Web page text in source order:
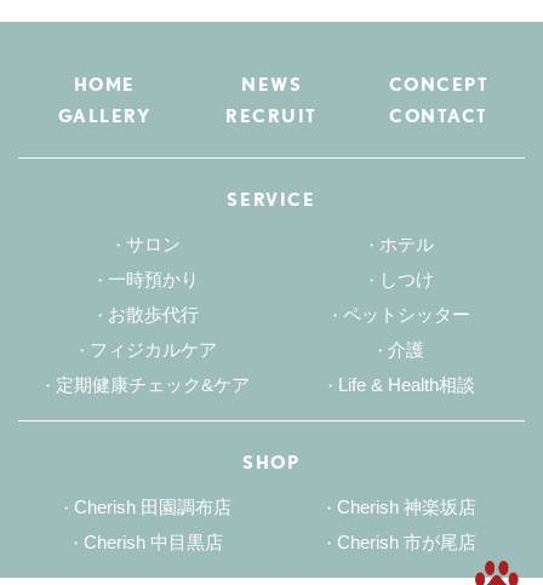
HOME NEWS
CONCEPT
GALLERY
RECRUIT CONTACT
SERVICE
サロン
ホテル
一時預かり
しつけ
お散歩代行
ペットシッター
フィジカルケア
介護
定期健康チェック&ケア
Life & Health相談
SHOP
Cherish 田園調布店
Cherish 神楽坂店
Cherish 中目黒店
Cherish 市が尾店